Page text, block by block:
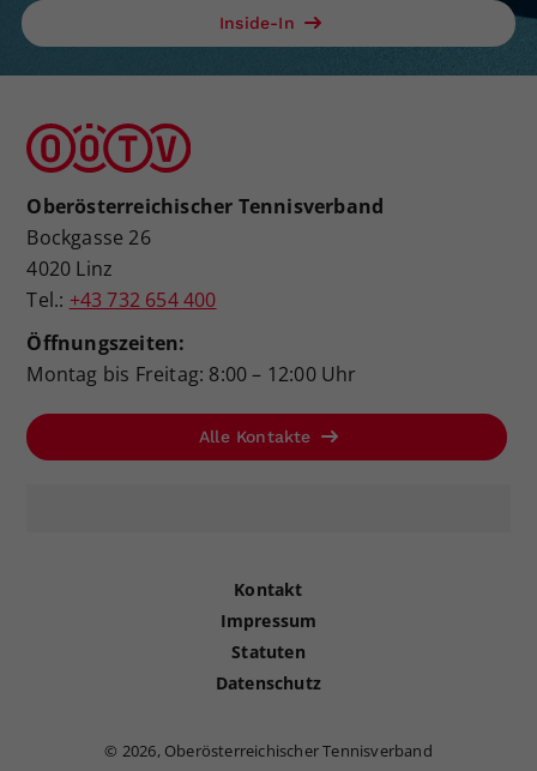
Inside-In
Oberösterreichischer Tennisverband
Bockgasse 26
4020 Linz
Tel.: +43 732 654 400
Öffnungszeiten:
Montag bis Freitag: 8:00 – 12:00 Uhr
Alle Kontakte
Kontakt
Impressum
Statuten
Datenschutz
© 2026, Oberösterreichischer Tennisverband